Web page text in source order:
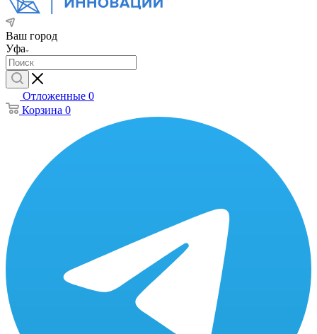
Ваш город
Уфа
Отложенные 0
Корзина 0